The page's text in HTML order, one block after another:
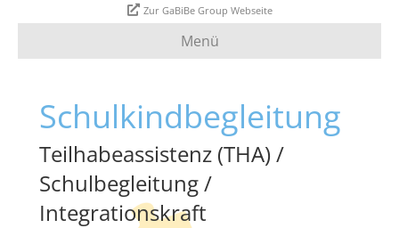
Zur GaBiBe Group Webseite
Menü
Schulkindbegleitung
Teilhabeassistenz (THA) /
Schulbegleitung /
Integrationskraft